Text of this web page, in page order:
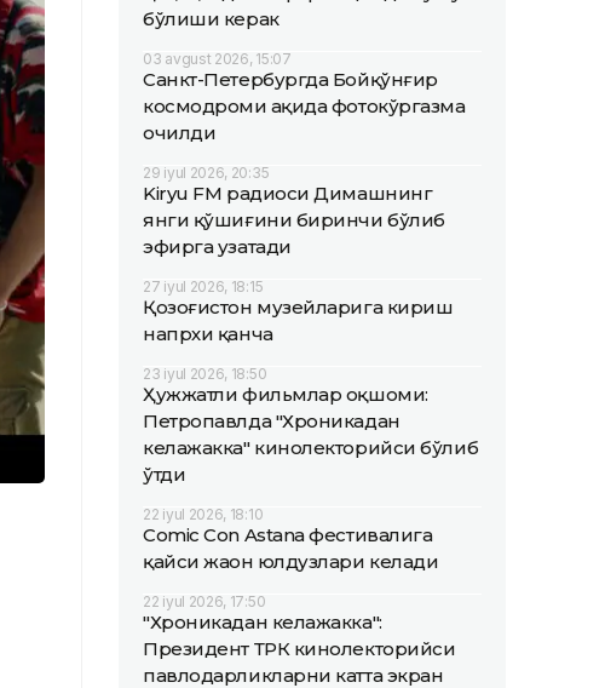
бўлиши керак
03 avgust 2026, 15:07
Санкт-Петербургда Бойқўнғир
космодроми ҳақида фотокўргазма
очилди
29 iyul 2026, 20:35
Kiryu FM радиоси Димашнинг
янги қўшиғини биринчи бўлиб
эфирга узатади
27 iyul 2026, 18:15
Қозоғистон музейларига кириш
напрхи қанча
23 iyul 2026, 18:50
Ҳужжатли фильмлар оқшоми:
Петропавлда "Хроникадан
келажакка" кинолекторийси бўлиб
ўтди
22 iyul 2026, 18:10
Comic Con Astana фестивалига
қайси жаҳон юлдузлари келади
22 iyul 2026, 17:50
"Хроникадан келажакка":
Президент ТРК кинолекторийси
павлодарликларни катта экран